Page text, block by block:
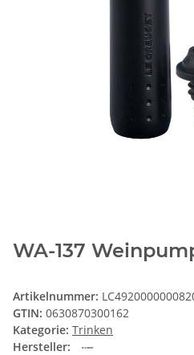
WA-137
Artikelnummer:
GTIN: 0630870300162
Kategorie: Trinken
Hersteller: